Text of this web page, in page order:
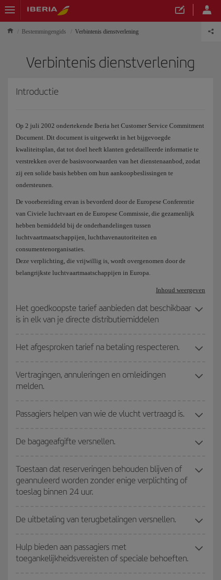
Bestemmingengids Verbintenis dienstverlening
Verbintenis dienstverlening
Introductie
Op 2 juli 2002 ondertekende Iberia het Customer Service Commitment
Document. Dit document is uitgewerkt in het bijgevoegde
kwaliteitsplan, dat tot doel heeft klanten gedetailleerde informatie te
verstrekken over de basisvoorwaarden van het dienstenaanbod, zodat
zij een solide basis hebben om hun aankoopbeslissingen te
ondersteunen.
De voorbereiding ervan is bevorderd door de Europese Conferentie
van Civiele luchtvaart en de Europese Commissie, die gezamenlijk
hebben bemiddeld bij de onderhandelingen tussen
luchtvaartmaatschappijen, luchthavenautoriteiten en
consumentenorganisaties.
Deze verplichting, die vrijwillig is, wordt overgenomen door de
belangrijkste luchtvaartmaatschappijen in Europa.
Inhoud weergeven
Het goedkoopste tarief aanbieden dat beschikbaar
is in elk van je directe distributiemiddelen
Het afgesproken tarief na betaling respecteren.
Vertragingen, annuleringen en omleidingen
melden.
Passagiers helpen van wie de vlucht vertraagd is.
De bagageafgifte versnellen.
Toestaan dat reserveringen behouden blijven of
geannuleerd worden zonder enige verplichting of
toeslag binnen 24 uur.
De uitbetaling van terugbetalingen versnellen.
Hulp bieden aan passagiers met
toegankelijkheidsvereisten of speciale behoeften.